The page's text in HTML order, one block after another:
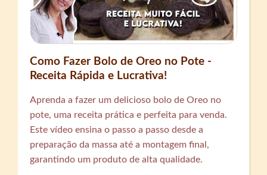
Como Fazer Bolo de Oreo no Pote -
Receita Rápida e Lucrativa!
Aprenda a fazer um delicioso bolo de Oreo no
pote, uma receita prática e perfeita para venda.
Este vídeo ensina o passo a passo desde a
preparação da massa até a montagem final,
garantindo um produto de alta qualidade.